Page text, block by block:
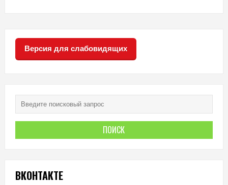
Версия для слабовидящих
ВКОНТАКТЕ